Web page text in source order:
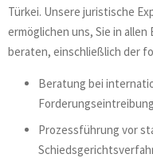
Türkei. Unsere juristische
ermöglichen uns, Sie in
beraten, einschließlich der
Beratung bei
Prozessführung vor